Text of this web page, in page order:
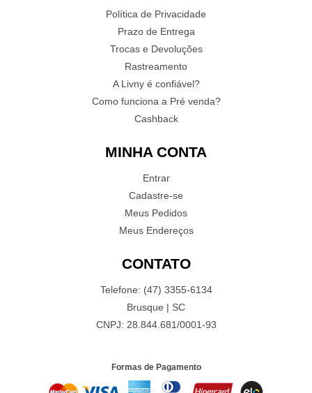
Política de Privacidade
Prazo de Entrega
Trocas e Devoluções
Rastreamento
A Livny é confiável?
Como funciona a Pré venda?
Cashback
MINHA CONTA
Entrar
Cadastre-se
Meus Pedidos
Meus Endereços
CONTATO
Telefone: (47) 3355-6134
Brusque | SC
CNPJ: 28.844.681/0001-93
Formas de Pagamento